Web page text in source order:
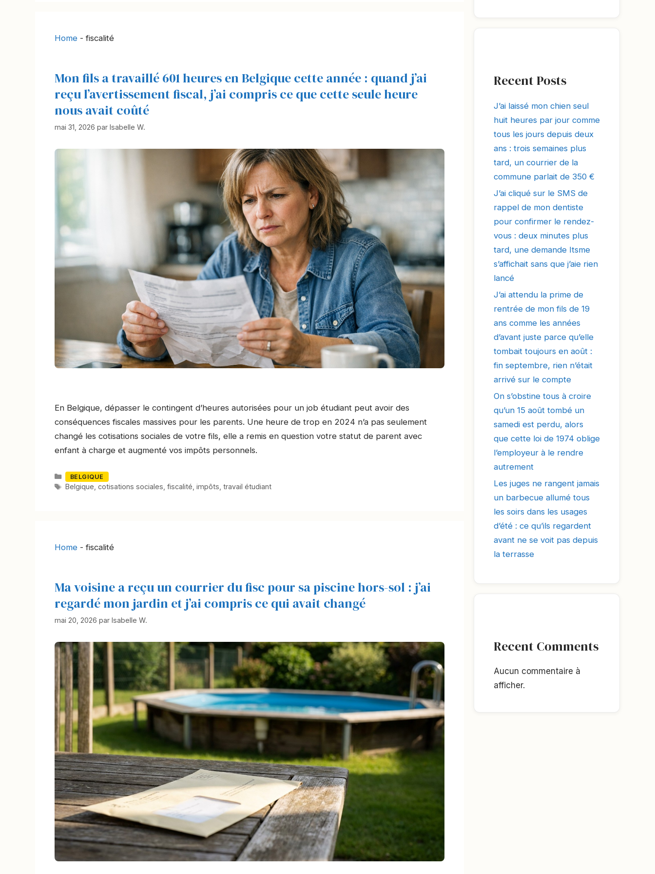
Home -fiscalité
Mon fils a travaillé 601 heures en Belgique cette année : quand j’ai
reçu l’avertissement fiscal, j’ai compris ce que cette seule heure
nous avait coûté
mai 31, 2026 par Isabelle W.
En Belgique, dépasser le contingent d’heures autorisées pour un job étudiant peut avoir des
conséquences fiscales massives pour les parents. Une heure de trop en 2024 n’a pas seulement
changé les cotisations sociales de votre fils, elle a remis en question votre statut de parent avec
enfant à charge et augmenté vos impôts personnels.
Catégories
BELGIQUE
Mots-
Belgique cotisations sociales fiscalité impôts travail étudiant
Home -fiscalité
Ma voisine a reçu un courrier du fisc pour sa piscine hors-sol : j’ai
regardé mon jardin et j’ai compris ce qui avait changé
mai 20, 2026 par Isabelle W.
Recent Posts
J’ai laissé mon chien seul
huit heures par jour comme
tous les jours depuis deux
ans : trois semaines plus
tard, un courrier de la
commune parlait de 350 €
J’ai cliqué sur le SMS de
rappel de mon dentiste
pour confirmer le rendez-
vous : deux minutes plus
tard, une demande Itsme
s’affichait sans que j’aie rien
lancé
J’ai attendu la prime de
rentrée de mon fils de 19
ans comme les années
d’avant juste parce qu’elle
tombait toujours en août :
fin septembre, rien n’était
arrivé sur le compte
On s’obstine tous à croire
qu’un 15 août tombé un
samedi est perdu, alors
que cette loi de 1974 oblige
l’employeur à le rendre
autrement
Les juges ne rangent jamais
un barbecue allumé tous
les soirs dans les usages
d’été : ce qu’ils regardent
avant ne se voit pas depuis
la terrasse
Recent Comments
Aucun commentaire à
afficher.